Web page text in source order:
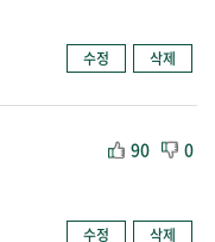
수정 삭제
90
0
수정 삭제